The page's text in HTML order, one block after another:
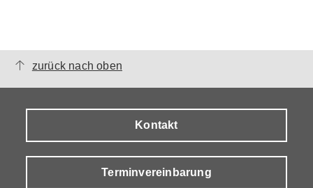
zurück nach oben
Kontakt
Terminvereinbarung